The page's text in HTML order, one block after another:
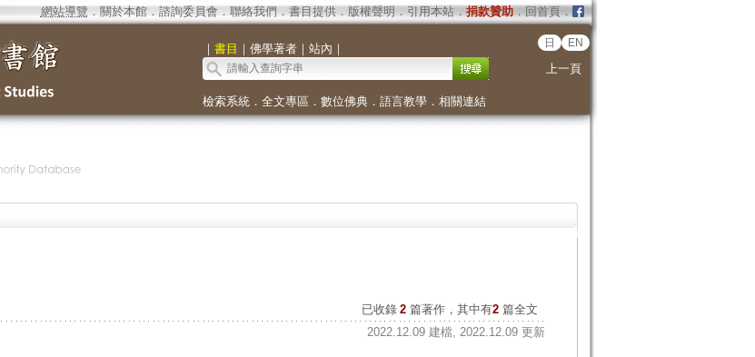
網站導覽 ． 關於本館． 諮詢委員會． 聯絡我們 ． 書目提供． 版權聲明 ． 引用本站． 捐款贊助．回首頁．
｜ 書目 ｜ 佛學著者｜ 站內 ｜ 日 EN
上一頁
檢索系統． 全文專區 ． 數位佛典． 語言教學． 相關連結
已收錄 2 篇著作，其中有2篇全文
2022.12.09 建檔, 2022.12.09 更新